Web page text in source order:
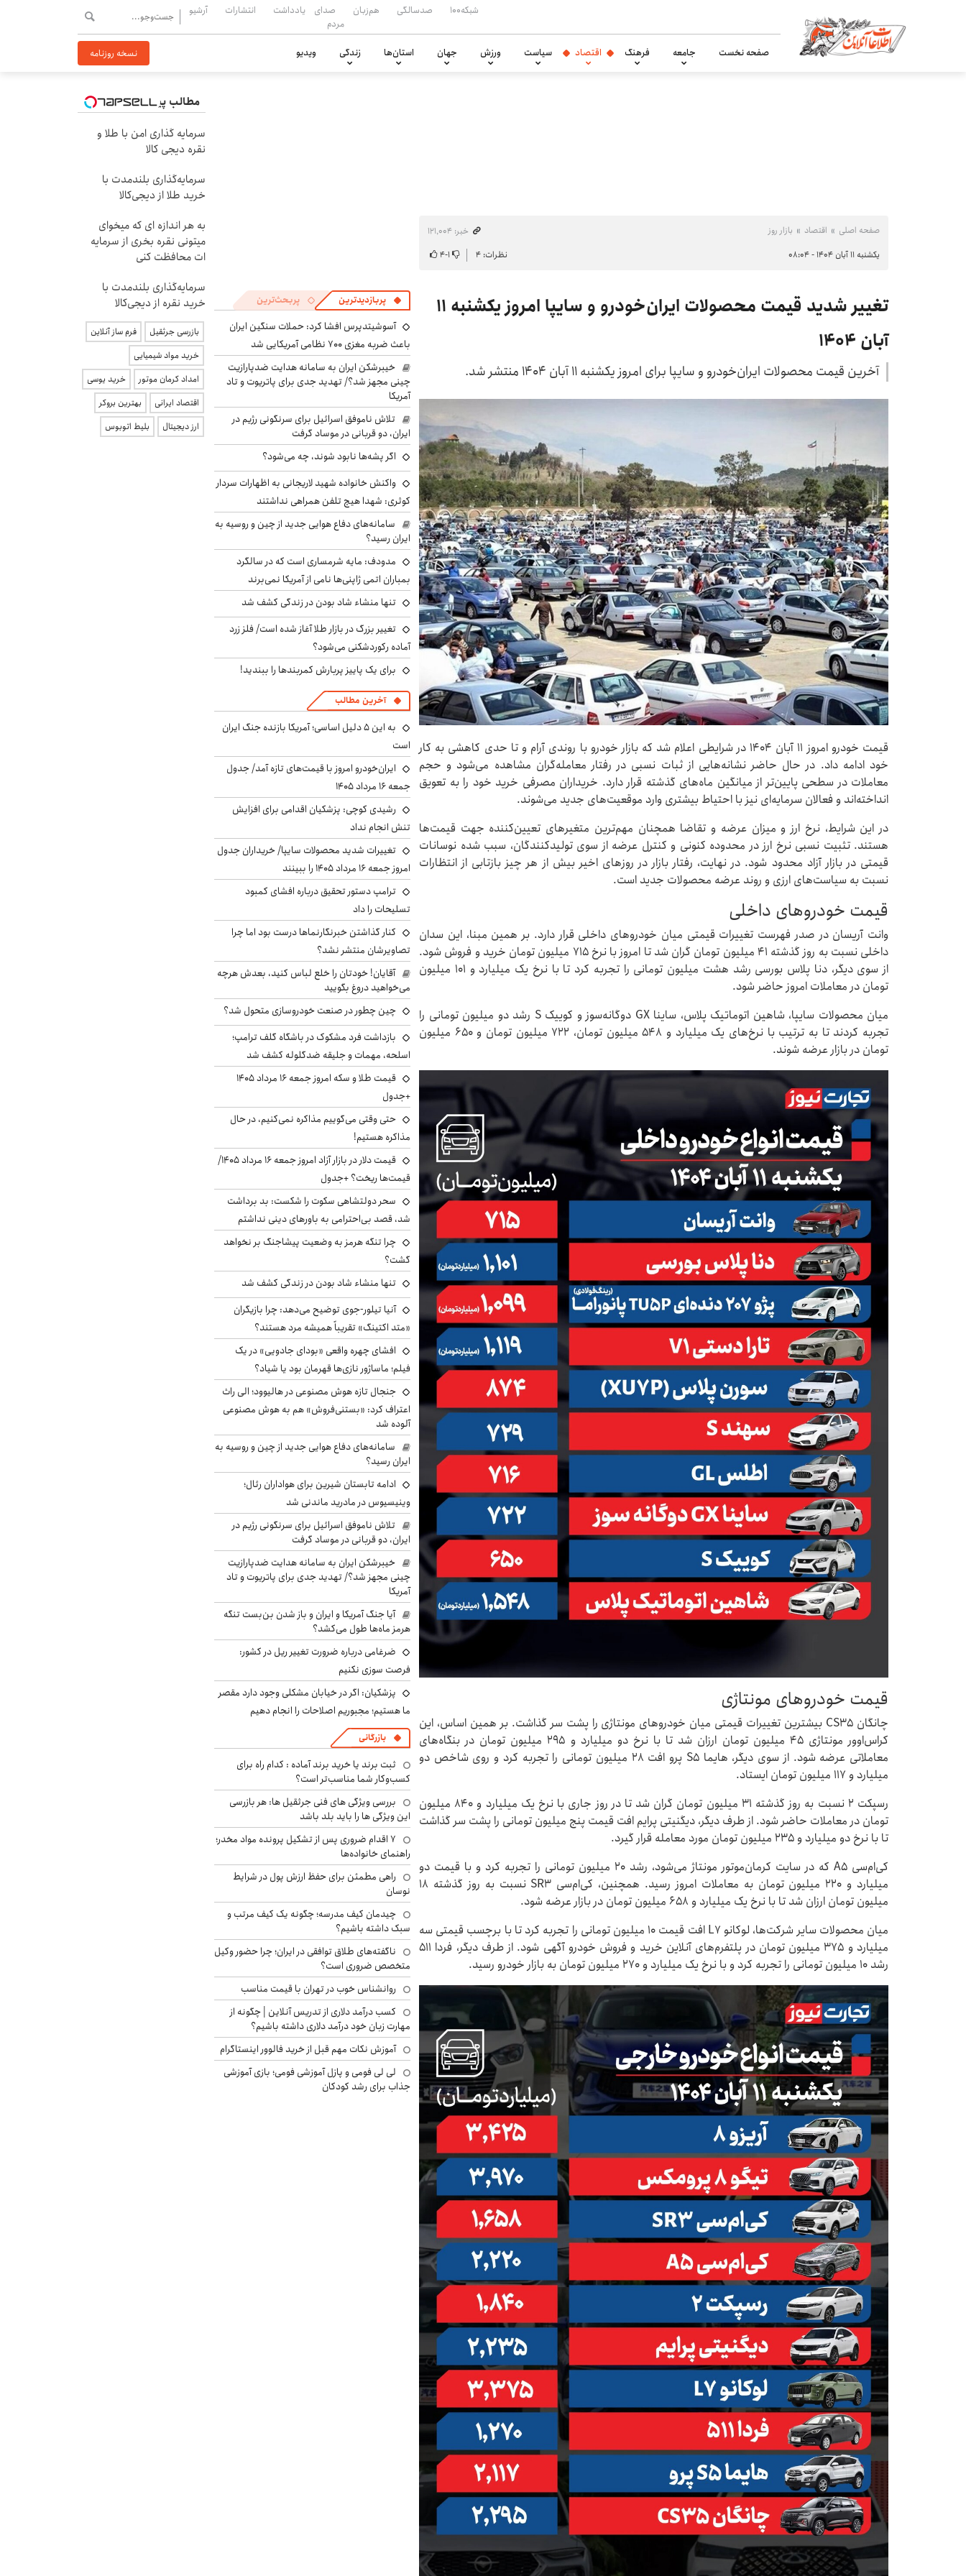
شبکه۱۰۰ صدسالگی هم‌زبان
صدای
مردم
یادداشت انتشارات آرشیو
صفحه نخست جامعه فرهنگ اقتصاد سیاست ورزش جهان استان‌ها زندگی ویدیو نسخه روزنامه
صفحه اصلی اقتصاد بازار روز
خبر: ۱۲۱٬۰۰۴
یکشنبه ۱۱ آبان ۱۴۰۴ - ۰۸:۰۴
نظرات: ۴ ۱-۴
تغییر شدید قیمت محصولات ایران‌خودرو و سایپا امروز یکشنبه ۱۱
آبان ۱۴۰۴
آخرین قیمت محصولات ایران‌خودرو و سایپا برای امروز یکشنبه ۱۱ آبان ۱۴۰۴ منتشر شد.
قیمت خودرو امروز ۱۱ آبان ۱۴۰۴ در شرایطی اعلام شد که بازار خودرو با روندی آرام و تا حدی کاهشی به کار
خود ادامه داد. در حال حاضر نشانه‌هایی از ثبات نسبی در رفتار معامله‌گران مشاهده می‌شود و حجم
معاملات در سطحی پایین‌تر از میانگین ماه‌های گذشته قرار دارد. خریداران مصرفی خرید خود را به تعویق
انداخته‌اند و فعالان سرمایه‌ای نیز با احتیاط بیشتری وارد موقعیت‌های جدید می‌شوند.
در این شرایط، نرخ ارز و میزان عرضه و تقاضا همچنان مهم‌ترین متغیرهای تعیین‌کننده جهت قیمت‌ها
هستند. تثبیت نسبی نرخ ارز در محدوده کنونی و کنترل عرضه از سوی تولیدکنندگان، سبب شده نوسانات
قیمتی در بازار آزاد محدود شود. در نهایت، رفتار بازار در روزهای اخیر بیش از هر چیز بازتابی از انتظارات
نسبت به سیاست‌های ارزی و روند عرضه محصولات جدید است.
قیمت خودروهای داخلی
وانت آریسان در صدر فهرست تغییرات قیمتی میان خودروهای داخلی قرار دارد. بر همین مبنا، این سدان
داخلی نسبت به روز گذشته ۴۱ میلیون تومان گران شد تا امروز با نرخ ۷۱۵ میلیون تومان خرید و فروش شود.
از سوی دیگر، دنا پلاس بورسی رشد هشت میلیون تومانی را تجربه کرد تا با نرخ یک میلیارد و ۱۰۱ میلیون
تومان در معاملات امروز حاضر شود.
میان محصولات سایپا، شاهین اتوماتیک پلاس، ساینا GX دوگانه‌سوز و کوییک S رشد دو میلیون تومانی را
تجربه کردند تا به ترتیب با نرخ‌های یک میلیارد و ۵۴۸ میلیون تومان، ۷۲۲ میلیون تومان و ۶۵۰ میلیون
تومان در بازار عرضه شوند.
قیمت خودروهای مونتاژی
چانگان CS۳۵ بیشترین تغییرات قیمتی میان خودروهای مونتاژی را پشت سر گذاشت. بر همین اساس، این
کراس‌اوور مونتاژی ۴۵ میلیون تومان ارزان شد تا با نرخ دو میلیارد و ۲۹۵ میلیون تومان در بنگاه‌های
معاملاتی عرضه شود. از سوی دیگر، هایما S۵ پرو افت ۲۸ میلیون تومانی را تجربه کرد و روی شاخص دو
میلیارد و ۱۱۷ میلیون تومان ایستاد.
رسپکت ۲ نسبت به روز گذشته ۳۱ میلیون تومان گران شد تا در روز جاری با نرخ یک میلیارد و ۸۴۰ میلیون
تومان در معاملات حاضر شود. از طرف دیگر، دیگنیتی پرایم افت قیمت پنج میلیون تومانی را پشت سر گذاشت
تا با نرخ دو میلیارد و ۲۳۵ میلیون تومان مورد معامله قرار گیرد.
کی‌ام‌سی A۵ که در سایت کرمان‌موتور مونتاژ می‌شود، رشد ۲۰ میلیون تومانی را تجربه کرد و با قیمت دو
میلیارد و ۲۲۰ میلیون تومان به معاملات امروز رسید. همچنین، کی‌ام‌سی SR۳ نسبت به روز گذشته ۱۸
میلیون تومان ارزان شد تا با نرخ یک میلیارد و ۶۵۸ میلیون تومان در بازار عرضه شود.
میان محصولات سایر شرکت‌ها، لوکانو L۷ افت قیمت ۱۰ میلیون تومانی را تجربه کرد تا با برچسب قیمتی سه
میلیارد و ۳۷۵ میلیون تومان در پلتفرم‌های آنلاین خرید و فروش خودرو آگهی شود. از طرف دیگر، فردا ۵۱۱
رشد ۱۰ میلیون تومانی را تجربه کرد و با نرخ یک میلیارد و ۲۷۰ میلیون تومان به بازار خودرو رسید.
پربازدیدترین پربحث‌ترین
آسوشیتدپرس افشا کرد: حملات سنگین ایران
باعث ضربه مغزی ۷۰۰ نظامی آمریکایی شد
خیبرشکن ایران به سامانه هدایت ضدپارازیت
چینی مجهز شد؟/ تهدید جدی برای پاتریوت و تاد
آمریکا
تلاش ناموفق اسرائیل برای سرنگونی رژیم در
ایران، دو قربانی در موساد گرفت
اگر پشه‌ها نابود شوند، چه می‌شود؟
واکنش خانواده شهید لاریجانی به اظهارات سردار
کوثری: شهدا هیچ تلفن همراهی نداشتند
سامانه‌های دفاع هوایی جدید از چین و روسیه به
ایران رسید؟
مدودف: مایه شرمساری است که در سالگرد
بمباران اتمی ژاپنی‌ها نامی از آمریکا نمی‌برند
تنها منشاء شاد بودن در زندگی کشف شد
تغییر بزرگ در بازار طلا آغاز شده است/ فلز زرد
آماده رکوردشکنی می‌شود؟
برای یک پاییز پربارش کمربندها را ببندید!
آخرین مطالب
به این ۵ دلیل اساسی؛ آمریکا بازنده جنگ ایران
است
ایران‌خودرو امروز با قیمت‌های تازه آمد/ جدول
جمعه ۱۶ مرداد ۱۴۰۵
رشیدی کوچی: پزشکیان اقدامی برای افزایش
تنش انجام نداد
تغییرات شدید محصولات سایپا/ خریداران جدول
امروز جمعه ۱۶ مرداد ۱۴۰۵ را ببینند
ترامپ دستور تحقیق درباره افشای کمبود
تسلیحات را داد
کنار گذاشتن خبرنگارنماها درست بود اما چرا
تصاویرشان منتشر نشد؟
آقایان! خودتان را خلع لباس کنید، بعدش هرچه
می‌خواهید دروغ بگویید
چین چطور در صنعت خودروسازی متحول شد؟
بازداشت فرد مشکوک در باشگاه گلف ترامپ؛
اسلحه، مهمات و جلیقه ضدگلوله کشف شد
قیمت طلا و سکه امروز جمعه ۱۶ مرداد ۱۴۰۵
+جدول
حتی وقتی می‌گوییم مذاکره نمی‌کنیم، در حال
مذاکره هستیم!
قیمت دلار در بازار آزاد امروز جمعه ۱۶ مرداد ۱۴۰۵/
قیمت‌ها ریخت؟ +جدول
سحر دولتشاهی سکوت را شکست: بد برداشت
شد، قصد بی‌احترامی به باورهای دینی نداشتم
چرا تنگه هرمز به وضعیت پیشاجنگ بر نخواهد
گشت؟
تنها منشاء شاد بودن در زندگی کشف شد
آنیا تیلور-جوی توضیح می‌دهد: چرا بازیگران
«متد اکتینگ» تقریباً همیشه مرد هستند؟
افشای چهره واقعی «بودای جادویی» در یک
فیلم؛ ماساژور نازی‌ها قهرمان بود یا شیاد؟
جنجال تازه هوش مصنوعی در هالیوود؛ الی راث
اعتراف کرد: «بستنی‌فروش» هم به هوش مصنوعی
آلوده شد
سامانه‌های دفاع هوایی جدید از چین و روسیه به
ایران رسید؟
ادامه تابستان شیرین برای هواداران رئال؛
وینیسیوس در مادرید ماندنی شد
تلاش ناموفق اسرائیل برای سرنگونی رژیم در
ایران، دو قربانی در موساد گرفت
خیبرشکن ایران به سامانه هدایت ضدپارازیت
چینی مجهز شد؟/ تهدید جدی برای پاتریوت و تاد
آمریکا
آیا جنگ آمریکا و ایران و باز شدن بن‌بست تنگه
هرمز ماه‌ها طول می‌کشد؟
ضرغامی درباره ضرورت تغییر ریل در کشور:
فرصت سوزی نکنیم
پزشکیان: اگر در خیابان مشکلی وجود دارد مقصر
ما هستیم؛ مجبوریم اصلاحات را انجام دهیم
بازرگانی
ثبت برند یا خرید برند آماده : کدام راه برای
کسب‌وکار شما مناسب‌تر است؟
بررسی ویژگی های فنی جرثقیل ها: هر بازرسی
این ویژگی ها را باید بلد باشد
۷ اقدام ضروری پس از تشکیل پرونده مواد مخدر؛
راهنمای خانواده‌ها
راهی مطمئن برای حفظ ارزش پول در شرایط
نوسان
چیدمان کیف مدرسه؛ چگونه یک کیف مرتب و
سبک داشته باشیم؟
ناگفته‌های طلاق توافقی در ایران؛ چرا حضور وکیل
متخصص ضروری است؟
روانشناس خوب در تهران با قیمت مناسب
کسب درآمد دلاری از تدریس آنلاین | چگونه از
مهارت زبان خود درآمد دلاری داشته باشیم؟
آموزش نکات مهم قبل از خرید فالوور اینستاگرام
لی لی فومی و پازل آموزشی فومی؛ بازی آموزشی
جذاب برای رشد کودکان
مطالب پیشنهادی
سرمایه گذاری امن با طلا و
نقره دیجی کالا
سرمایه‌گذاری بلندمدت با
خرید طلا از دیجی‌کالا
به هر اندازه ای که میخوای
میتونی نقره بخری از سرمایه
ات محافظت کنی
سرمایه‌گذاری بلندمدت با
خرید نقره از دیجی‌کالا
بازرسی جرثقیل
فرم ساز آنلاین
خرید مواد شیمیایی
امداد کرمان موتور
خرید یوسی
اقتصاد ایرانی
بهترین بروکر
ارز دیجیتال
بلیط اتوبوس